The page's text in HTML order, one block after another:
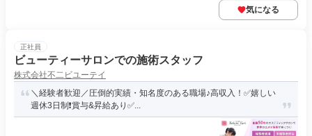
気になる
正社員
ビューティーサロンでの施術スタッフ
株式会社不二ビユーテイ
＼経験者歓迎／圧倒的実績・知名度のある職場♪高収入！✅嬉しい
週休3日制❗️賞与&昇給あり✅...